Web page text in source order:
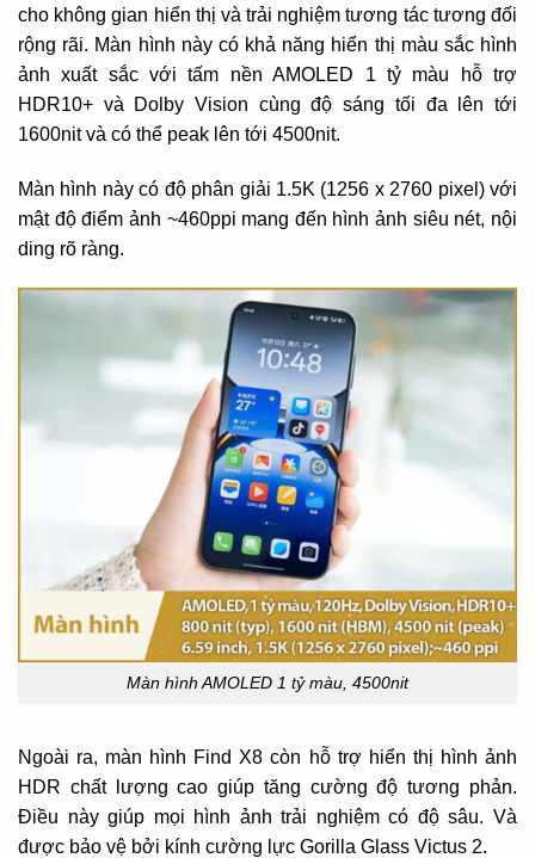
cho không gian hiển thị và trải nghiệm tương tác tương đối
rộng rãi. Màn hình này có khả năng hiển thị màu sắc hình
ảnh xuất sắc với tấm nền AMOLED 1 tỷ màu hỗ trợ
HDR10+ và Dolby Vision cùng độ sáng tối đa lên tới
1600nit và có thể peak lên tới 4500nit.
Màn hình này có độ phân giải 1.5K (1256 x 2760 pixel) với
mật độ điểm ảnh ~460ppi mang đến hình ảnh siêu nét, nội
ding rõ ràng.
Màn hình AMOLED 1 tỷ màu, 4500nit
Ngoài ra, màn hình Find X8 còn hỗ trợ hiển thị hình ảnh
HDR chất lượng cao giúp tăng cường độ tương phản.
Điều này giúp mọi hình ảnh trải nghiệm có độ sâu. Và
được bảo vệ bởi kính cường lực Gorilla Glass Victus 2.